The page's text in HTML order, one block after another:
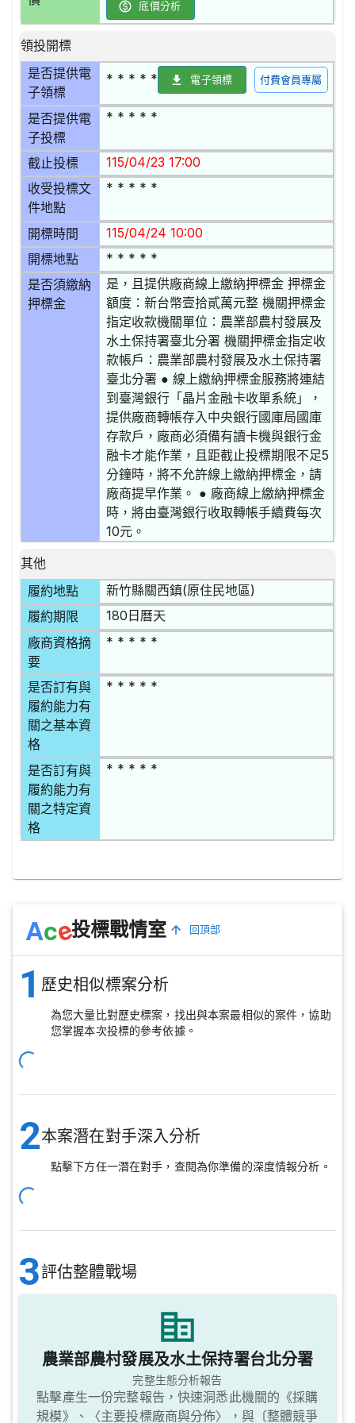
底價分析
領投開標
是否提供電
子領標
* * * * * 電子領標 付費會員專屬
是否提供電
子投標
* * * * *
截止投標 115/04/23 17:00
收受投標文
件地點
* * * * *
開標時間 115/04/24 10:00
開標地點 * * * * *
是否須繳納
押標金
是，且提供廠商線上繳納押標金 押標金
額度：新台幣壹拾貳萬元整 機關押標金
指定收款機關單位：農業部農村發展及
水土保持署臺北分署 機關押標金指定收
款帳戶：農業部農村發展及水土保持署
臺北分署 ● 線上繳納押標金服務將連結
到臺灣銀行「晶片金融卡收單系統」，
提供廠商轉帳存入中央銀行國庫局國庫
存款戶，廠商必須備有讀卡機與銀行金
融卡才能作業，且距截止投標期限不足5
分鐘時，將不允許線上繳納押標金，請
廠商提早作業。 ● 廠商線上繳納押標金
時，將由臺灣銀行收取轉帳手續費每次
10元。
其他
履約地點
新竹縣關西鎮(原住民地區)
履約期限 180日曆天
廠商資格摘
要
* * * * *
是否訂有與
履約能力有
關之基本資
格
* * * * *
是否訂有與
履約能力有
關之特定資
格
* * * * *
Ace投標戰情室 回頂部
1 歷史相似標案分析
為您大量比對歷史標案，找出與本案最相似的案件，協助
您掌握本次投標的參考依據。
2本案潛在對手深入分析
點擊下方任一潛在對手，查閱為你準備的深度情報分析。
3評估整體戰場
農業部農村發展及水土保持署台北分署
完整生態分析報告
點擊產生一份完整報告，快速洞悉此機關的《採購
規模》、〈主要投標廠商與分佈〉，與〔整體競爭